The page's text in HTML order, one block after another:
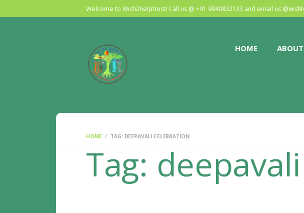
Welcome to Wish2helptrust! Call us @ +91 9940832133 and email us @
HOME
HOME TAG: DEEPAVALI CELEBRATION
Tag:
HOME
ABOUT
BLOG